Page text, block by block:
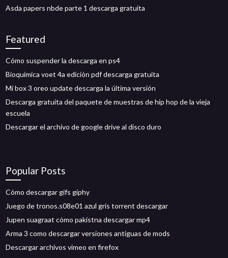
Asda papers nbde parte 1 descarga gratuita
Featured
Cómo suspender la descarga en ps4
Bioquímica voet 4a edición pdf descarga gratuita
Mi box 3 oreo update descarga la última versión
Descarga gratuita del paquete de muestras de hip hop de la vieja
escuela
Descargar el archivo de google drive al disco duro
Popular Posts
Cómo descargar gifs giphy
Juego de tronos.s08e01 azul gris torrent descargar
Jupen suagraat cómo pakistna descargar mp4
Arma 3 como descargar versiones antiguas de mods
Descargar archivos vimeo en firefox